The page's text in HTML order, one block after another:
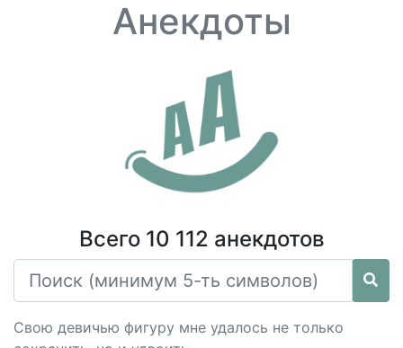
Анекдоты
Всего 10 112 анекдотов
Свою девичью фигуру мне удалось не только